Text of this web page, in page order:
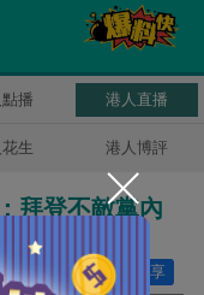
播 港人直播
生 港人博評
拜登不敵黨內
劇
分享
讚好 5